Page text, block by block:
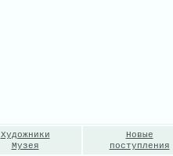
Художники
Музея
Новые
поступления